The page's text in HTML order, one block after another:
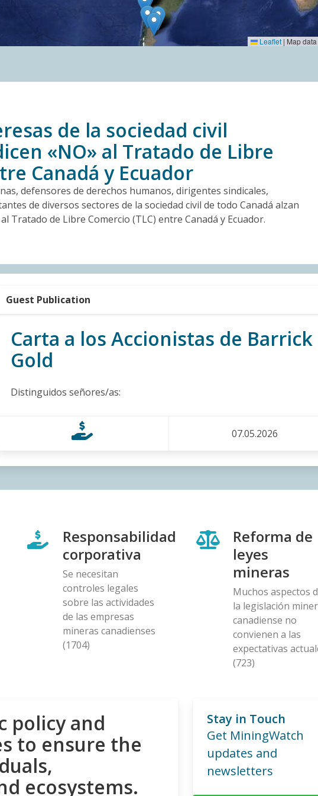
Leaflet | Map
de la sociedad civil
«NO» al Tratado de Libre
Canadá y Ecuador
defensores de derechos humanos, dirigentes sindicales,
de diversos sectores de la sociedad civil de todo Canadá alzan
Tratado de Libre Comercio (TLC) entre Canadá y Ecuador.
Guest Publication
Carta a los Accionistas de Barrick
Gold
Distinguidos señores/as:
07.05.2026
Responsabilidad
corporativa
Se necesitan
controles legales
sobre las actividades
de las empresas
mineras canadienses
(1704)
Reforma de
leyes
mineras
Muchos aspectos
la legislación
canadiense no
convienen a las
expectativas
(723)
policy and
to ensure the
ecosystems.
Stay in Touch
Get MiningWatch
updates and
newsletters